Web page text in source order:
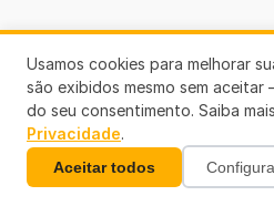
Usamos cookies para melhorar
são exibidos mesmo sem
do seu consentimento. Saiba
Privacidade.
Aceitar todos